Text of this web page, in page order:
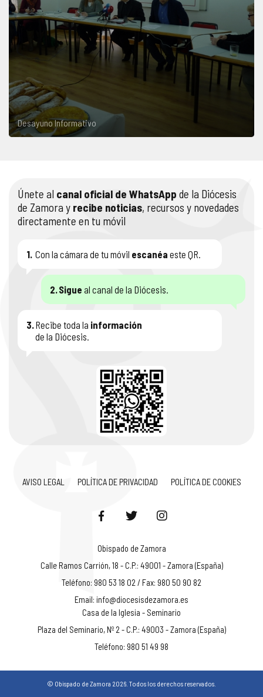
Desayuno Informativo
Únete al canal oficial de WhatsApp de la Diócesis
de Zamora y recibe noticias, recursos y novedades
directamente en tu móvil
1. Con la cámara de tu móvil escanéa este QR.
2.Sigue al canal de la Diócesis.
3.Recibe toda la información
de la Diócesis.
AVISO LEGAL POLÍTICA DE PRIVACIDAD POLÍTICA DE COOKIES
Obispado de Zamora
Calle Ramos Carrión, 18 - C.P.: 49001 - Zamora (España)
Teléfono: 980 53 18 02 / Fax: 980 50 90 82
Email: info@diocesisdezamora.es
Casa de la Iglesia - Seminario
Plaza del Seminario, Nº 2 - C.P.: 49003 - Zamora (España)
Teléfono: 980 51 49 98
© Obispado de Zamora 2026. Todos los derechos reservados.